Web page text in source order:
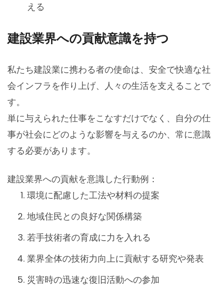
える
建設業界への貢献意識を持つ
私たち建設業に携わる者の使命は、安全で快適な社
会インフラを作り上げ、人々の生活を支えることで
す。
単に与えられた仕事をこなすだけでなく、自分の仕
事が社会にどのような影響を与えるのか、常に意識
する必要があります。
建設業界への貢献を意識した行動例：
環境に配慮した工法や材料の提案
地域住民との良好な関係構築
若手技術者の育成に力を入れる
業界全体の技術力向上に貢献する研究や発表
災害時の迅速な復旧活動への参加